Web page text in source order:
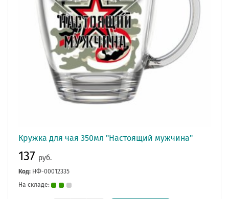
Кружка для чая 350мл "Настоящий мужчина"
137 руб.
Код: НФ-00012335
На складе: